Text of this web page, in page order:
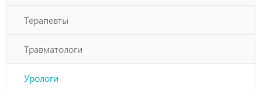
Терапевты
Травматологи
Урологи